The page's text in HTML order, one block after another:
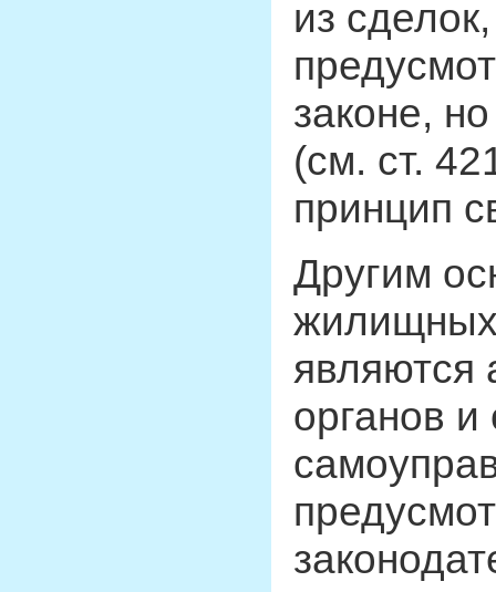
из
законе,
(см. ст.
принцип
Другим
жилищных
являются
органов и